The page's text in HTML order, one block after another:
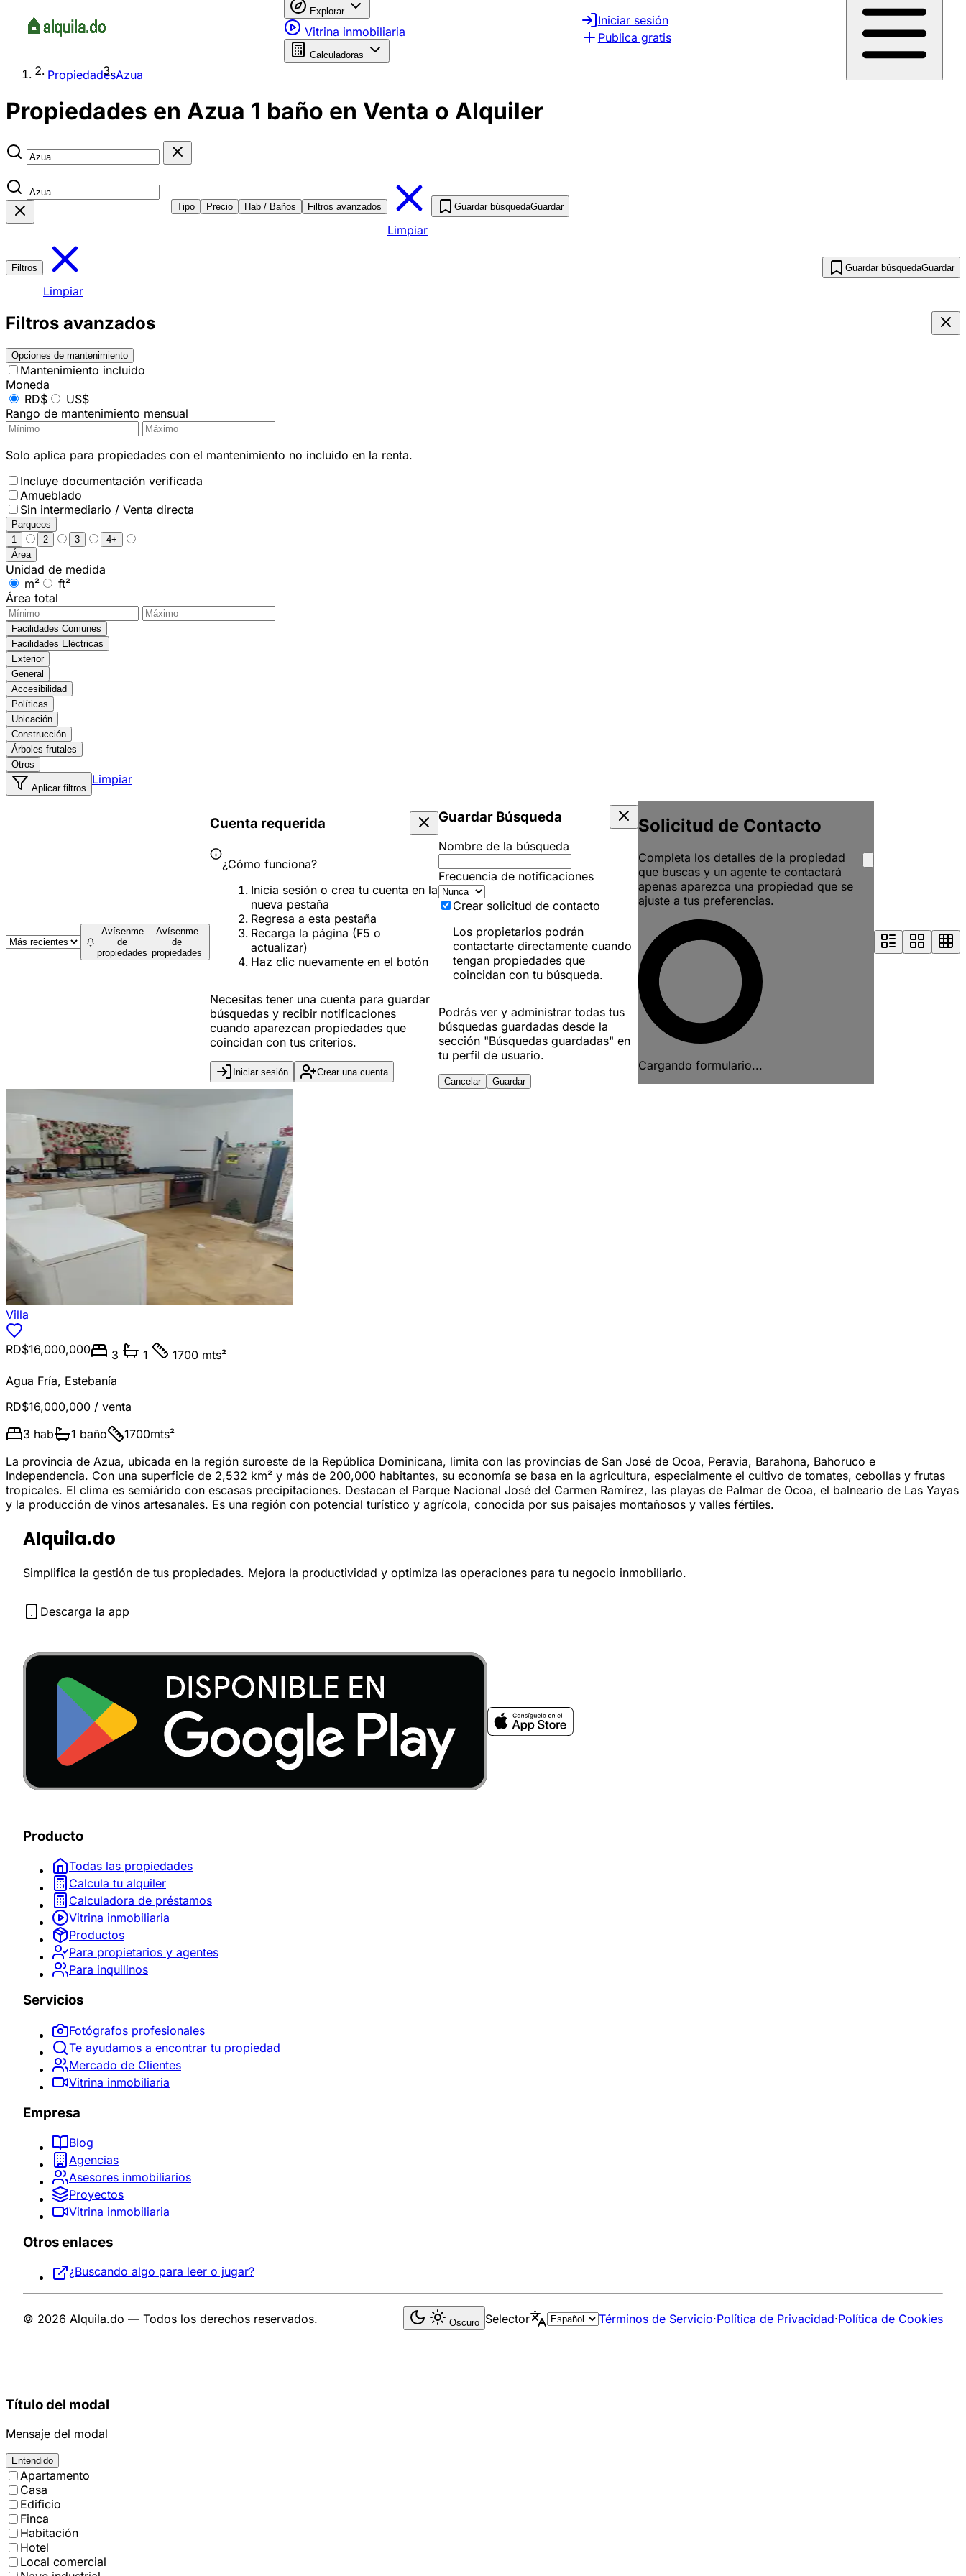
Explorar
Vitrina inmobiliaria
Calculadoras
Iniciar sesión
Publica gratis
PropiedadesAzua
Propiedades en Azua 1 baño en Venta o Alquiler
Tipo Precio Hab / Baños Filtros avanzados
Limpiar
Guardar búsquedaGuardar
Filtros
Limpiar
Guardar búsquedaGuardar
Filtros avanzados
Opciones de mantenimiento
Mantenimiento incluido
Moneda
RD$
US$
Rango de mantenimiento mensual
Solo aplica para propiedades con el mantenimiento no incluido en la renta.
Incluye documentación verificada
Amueblado
Sin intermediario / Venta directa
Parqueos
1
2 3
4+
Área
Unidad de medida
m²
ft²
Área total
Facilidades Comunes
Facilidades Eléctricas
Exterior
General
Accesibilidad
Políticas
Ubicación
Construcción
Árboles frutales
Otros
Aplicar filtros
Limpiar
Avísenme
de
propiedades
Avísenme
de
propiedades
Cuenta requerida
¿Cómo funciona?
Inicia sesión o crea tu cuenta en la
nueva pestaña
Regresa a esta pestaña
Recarga la página (F5 o
actualizar)
Haz clic nuevamente en el botón
Necesitas tener una cuenta para guardar
búsquedas y recibir notificaciones
cuando aparezcan propiedades que
coincidan con tus criterios.
Iniciar sesión Crear una cuenta
Guardar Búsqueda
Nombre de la búsqueda
Frecuencia de notificaciones
Crear solicitud de contacto
Los propietarios podrán
contactarte directamente cuando
tengan propiedades que
coincidan con tu búsqueda.
Podrás ver y administrar todas tus
búsquedas guardadas desde la
sección "Búsquedas guardadas" en
tu perfil de usuario.
Cancelar Guardar
Solicitud de Contacto
Completa los detalles de la propiedad
que buscas y un agente te contactará
apenas aparezca una propiedad que se
ajuste a tus preferencias.
Cargando formulario...
Villa
RD$16,000,000 3 1
1700 mts²
Agua Fría, Estebanía
RD$16,000,000 / venta
3 hab 1 baño 1700mts²
La provincia de Azua, ubicada en la región suroeste de la República Dominicana, limita con las provincias de San José de Ocoa, Peravia, Barahona, Bahoruco e
Independencia. Con una superficie de 2,532 km² y más de 200,000 habitantes, su economía se basa en la agricultura, especialmente el cultivo de tomates, cebollas y frutas
tropicales. El clima es semiárido con escasas precipitaciones. Destacan el Parque Nacional José del Carmen Ramírez, las playas de Palmar de Ocoa, el balneario de Las Yayas
y la producción de vinos artesanales. Es una región con potencial turístico y agrícola, conocida por sus paisajes montañosos y valles fértiles.
Alquila.do
Simplifica la gestión de tus propiedades. Mejora la productividad y optimiza las operaciones para tu negocio inmobiliario.
Descarga la app
Producto
Todas las propiedades
Calcula tu alquiler
Calculadora de préstamos
Vitrina inmobiliaria
Productos
Para propietarios y agentes
Para inquilinos
Servicios
Fotógrafos profesionales
Te ayudamos a encontrar tu propiedad
Mercado de Clientes
Vitrina inmobiliaria
Empresa
Blog
Agencias
Asesores inmobiliarios
Proyectos
Vitrina inmobiliaria
Otros enlaces
¿Buscando algo para leer o jugar?
© 2026 Alquila.do — Todos los derechos reservados. Oscuro Selector Términos de Servicio·Política de Privacidad·Política de Cookies
Título del modal
Mensaje del modal
Entendido
Apartamento
Casa
Edificio
Finca
Habitación
Hotel
Local comercial